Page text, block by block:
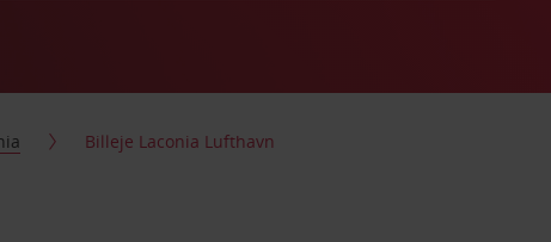
Billeje Laconia Lufthavn